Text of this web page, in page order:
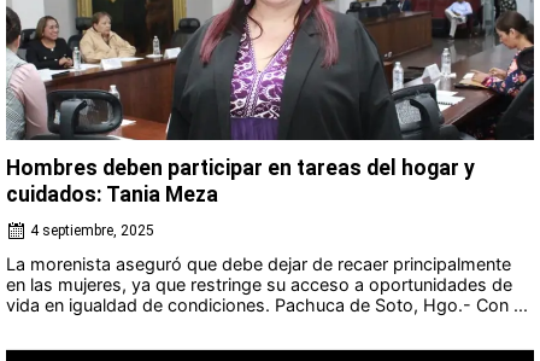
Hombres deben participar en tareas del hogar y
cuidados: Tania Meza
4 septiembre, 2025
La morenista aseguró que debe dejar de recaer principalmente
en las mujeres, ya que restringe su acceso a oportunidades de
vida en igualdad de condiciones. Pachuca de Soto, Hgo.- Con ...